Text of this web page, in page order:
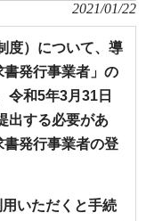
2021/01/22
度）について、導
書発行事業者」の
令和5年3月31日
出する必要があ
発行事業者の登
いただくと手続